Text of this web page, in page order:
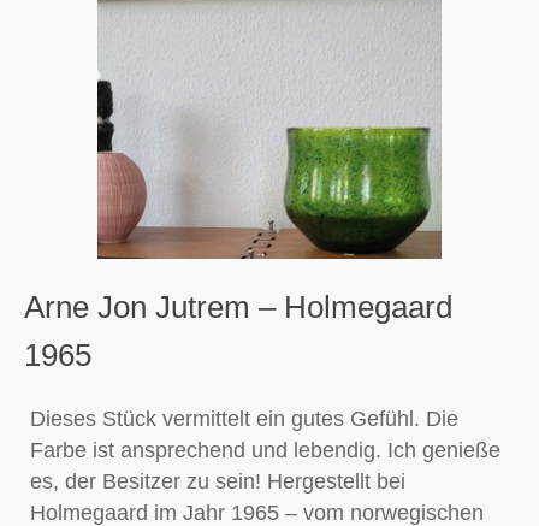
Arne Jon Jutrem – Holmegaard
1965
Dieses Stück vermittelt ein gutes Gefühl. Die
Farbe ist ansprechend und lebendig. Ich genieße
es, der Besitzer zu sein! Hergestellt bei
Holmegaard im Jahr 1965 – vom norwegischen